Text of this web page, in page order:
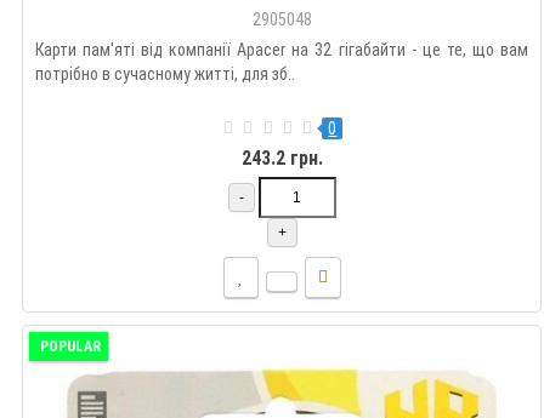
2905048
Карти пам'яті від компанії Apacer на 32 гігабайти - це те, що вам
потрібно в сучасному житті, для зб..
0
243.2 грн.
-
+
POPULAR